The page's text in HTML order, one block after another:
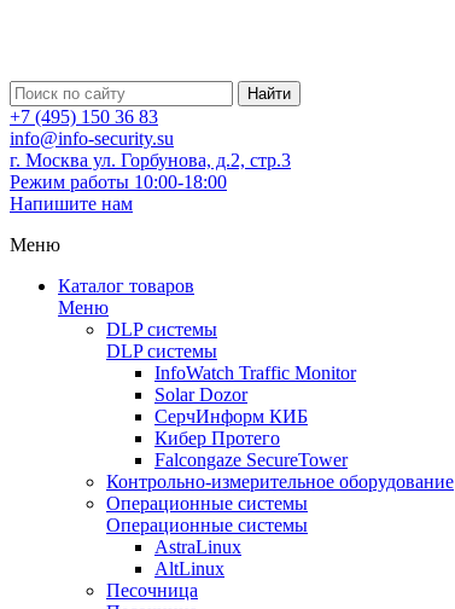
Найти
+7 (495) 150 36 83
info@info-security.su
г. Москва ул. Горбунова, д.2, стр.3
Режим работы 10:00-18:00
Напишите нам
Меню
Каталог товаров
Меню
DLP системы
DLP системы
InfoWatch Traffic Monitor
Solar Dozor
СерчИнформ КИБ
Кибер Протего
Falcongaze SecureTower
Контрольно-измерительное оборудование
Операционные системы
Операционные системы
AstraLinux
AltLinux
Песочница